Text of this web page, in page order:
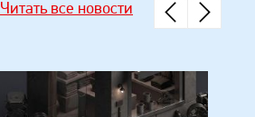
Читать все новости